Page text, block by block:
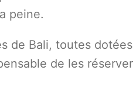
peine.
de Bali, toutes dotées
de les réserver